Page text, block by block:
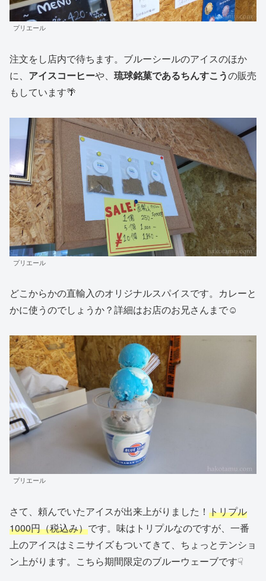
プリエール
注文をし店内で待ちます。ブルーシールのアイスのほか
に、 アイスコーヒーや、 琉球銘菓であるちんすこうの販売
もしています🌴
プリエール
どこからかの直輸入のオリジナルスパイスです。カレーと
かに使うのでしょうか？詳細はお店のお兄さんまで☺
プリエール
さて、頼んでいたアイスが出来上がりました！ トリプル
1000円（税込み）です。味はトリプルなのですが、一番
上のアイスはミニサイズもついてきて、ちょっとテンショ
ン上がります。こちら期間限定のブルーウェーブです☟